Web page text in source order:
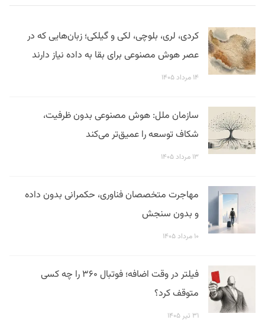
کردی، لری، بلوچی، لکی و گیلکی؛ زبان‌هایی که در
عصر هوش مصنوعی برای بقا به داده نیاز دارند
۱۴ مرداد ۱۴۰۵
سازمان ملل: هوش مصنوعی بدون ظرفیت،
شکاف توسعه را عمیق‌تر می‌کند
۱۳ مرداد ۱۴۰۵
مهاجرت متخصصان فناوری، حکمرانی بدون داده
و بدون سنجش
۱۰ مرداد ۱۴۰۵
فیلتر در وقت اضافه؛ فوتبال ۳۶۰ را چه کسی
متوقف کرد؟
۳۱ تیر ۱۴۰۵